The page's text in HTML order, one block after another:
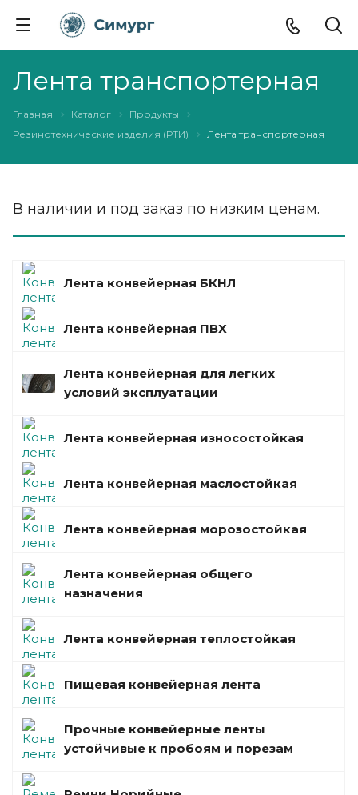
Лента транспортерная
Главная Каталог
Продукты
Резинотехнические изделия (РТИ)
Лента транспортерная
В наличии и под заказ по низким ценам.
Лента конвейерная БКНЛ
Лента конвейерная ПВХ
Лента конвейерная для легких
условий эксплуатации
Лента конвейерная износостойкая
Лента конвейерная маслостойкая
Лента конвейерная морозостойкая
Лента конвейерная общего
назначения
Лента конвейерная теплостойкая
Пищевая конвейерная лента
Прочные конвейерные ленты
устойчивые к пробоям и порезам